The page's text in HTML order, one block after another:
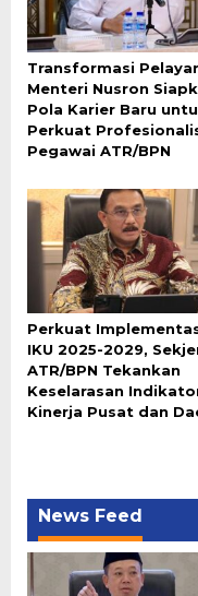
Transformasi
Menteri Nusron
Pola Karier Baru
Perkuat
Pegawai ATR/BPN
Perkuat
IKU 2025-2029,
ATR/BPN Tekankan
Keselarasan
Kinerja Pusat dan
News Feed